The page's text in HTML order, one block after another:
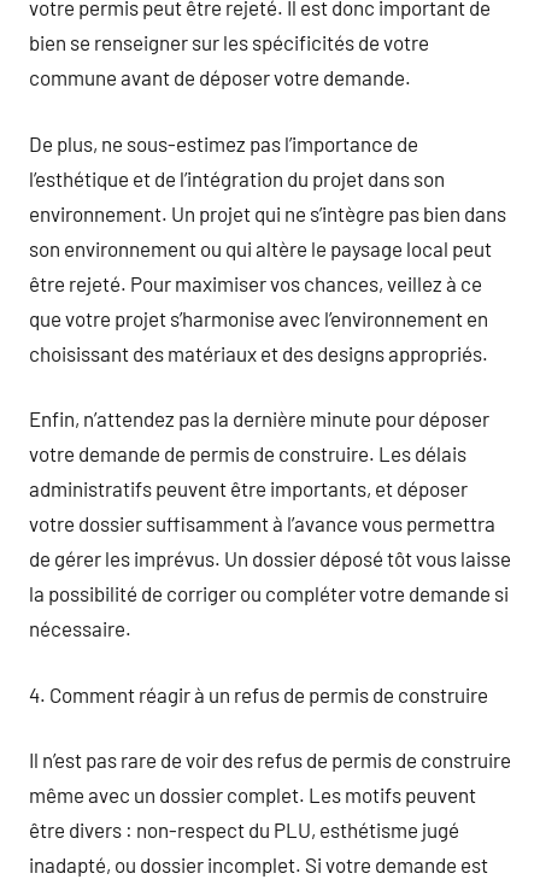
votre permis peut être rejeté. Il est donc important de
bien se renseigner sur les spécificités de votre
commune avant de déposer votre demande.
De plus, ne sous-estimez pas l’importance de
l’esthétique et de l’intégration du projet dans son
environnement. Un projet qui ne s’intègre pas bien dans
son environnement ou qui altère le paysage local peut
être rejeté. Pour maximiser vos chances, veillez à ce
que votre projet s’harmonise avec l’environnement en
choisissant des matériaux et des designs appropriés.
Enfin, n’attendez pas la dernière minute pour déposer
votre demande de permis de construire. Les délais
administratifs peuvent être importants, et déposer
votre dossier suffisamment à l’avance vous permettra
de gérer les imprévus. Un dossier déposé tôt vous laisse
la possibilité de corriger ou compléter votre demande si
nécessaire.
4. Comment réagir à un refus de permis de construire
Il n’est pas rare de voir des refus de permis de construire
même avec un dossier complet. Les motifs peuvent
être divers : non-respect du PLU, esthétisme jugé
inadapté, ou dossier incomplet. Si votre demande est